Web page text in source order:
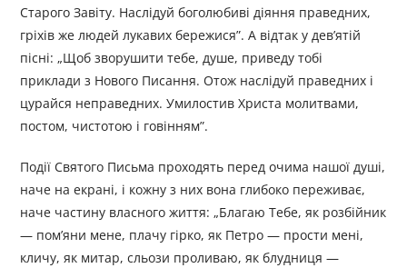
Старого Завіту. Наслідуй боголюбиві діяння праведних,
гріхів же людей лукавих бережися”. А відтак у дев’ятій
пісні: „Щоб зворушити тебе, душе, приведу тобі
приклади з Нового Писання. Отож наслідуй праведних і
цурайся неправедних. Умилостив Христа молитвами,
постом, чистотою і говінням”.
Події Святого Письма проходять перед очима нашої душі,
наче на екрані, і кожну з них вона глибоко переживає,
наче частину власного життя: „Благаю Тебе, як розбійник
— пом’яни мене, плачу гірко, як Петро — прости мені,
кличу, як митар, сльози проливаю, як блудниця —